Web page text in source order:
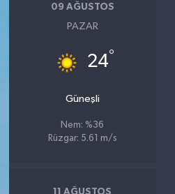
09 AĞUSTOS
PAZAR
24°
Güneşli
Nem: %36
Rüzgar: 5.61 m/s
11 AĞUSTOS